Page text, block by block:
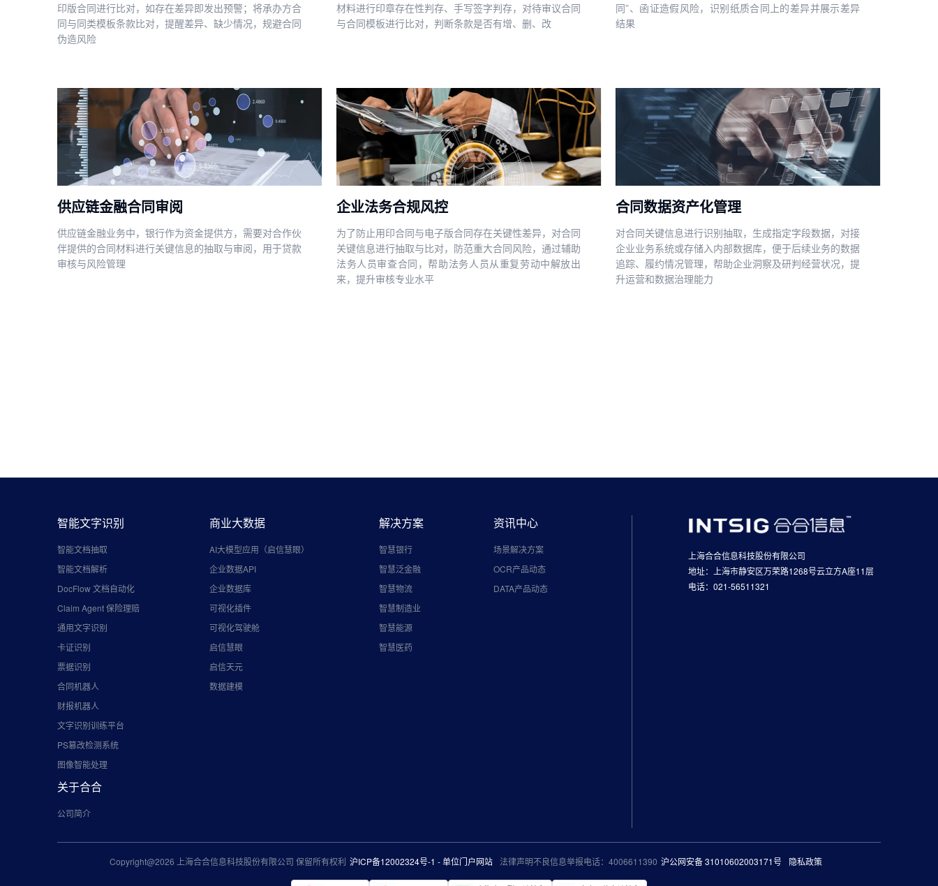
印版合同进行比对，如存在差异即发出预警；将承办方合
同与同类模板条款比对，提醒差异、缺少情况，规避合同
伪造风险
材料进行印章存在性判存、手写签字判存，对待审议合同
与合同模板进行比对，判断条款是否有增、删、改
同”、函证造假风险，识别纸质合同上的差异并展示差异
结果
供应链金融合同审阅
供应链金融业务中，银行作为资金提供方，需要对合作伙
伴提供的合同材料进行关键信息的抽取与审阅，用于贷款
审核与风险管理
企业法务合规风控
为了防止用印合同与电子版合同存在关键性差异，对合同
关键信息进行抽取与比对，防范重大合同风险，通过辅助
法务人员审查合同，帮助法务人员从重复劳动中解放出
来，提升审核专业水平
合同数据资产化管理
对合同关键信息进行识别抽取，生成指定字段数据，对接
企业业务系统或存储入内部数据库，便于后续业务的数据
追踪、履约情况管理，帮助企业洞察及研判经营状况，提
升运营和数据治理能力
智能文字识别
智能文档抽取
智能文档解析
DocFlow 文档自动化
Claim Agent 保险理赔
通用文字识别
卡证识别
票据识别
合同机器人
财报机器人
文字识别训练平台
PS篡改检测系统
图像智能处理
商业大数据
AI大模型应用（启信慧眼）
企业数据API
企业数据库
可视化插件
可视化驾驶舱
启信慧眼
启信天元
数据建模
解决方案
智慧银行
智慧泛金融
智慧物流
智慧制造业
智慧能源
智慧医药
资讯中心
场景解决方案
OCR产品动态
DATA产品动态
关于合合
公司简介
上海合合信息科技股份有限公司
地址：上海市静安区万荣路1268号云立方A座11层
电话：021-56511321
Copyright@2026 上海合合信息科技股份有限公司 保留所有权利 沪ICP备12002324号-1 - 单位门户网站 法律声明不良信息举报电话：4006611390 沪公网安备 31010602003171号 隐私政策